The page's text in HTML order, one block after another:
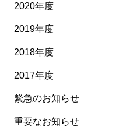
2020年度
2019年度
2018年度
2017年度
緊急のお知らせ
重要なお知らせ